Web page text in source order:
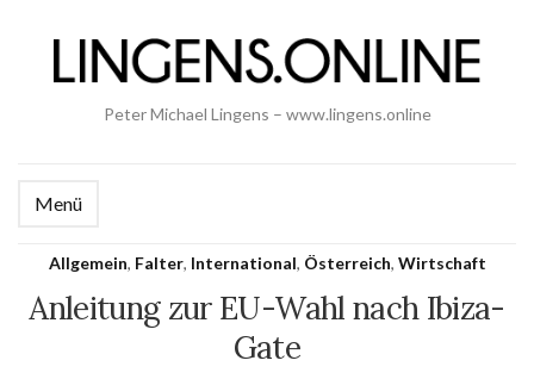
Peter Michael Lingens – www.lingens.online
Menü
Allgemein, Falter, International, Österreich, Wirtschaft
Anleitung zur EU-Wahl nach Ibiza-
Gate